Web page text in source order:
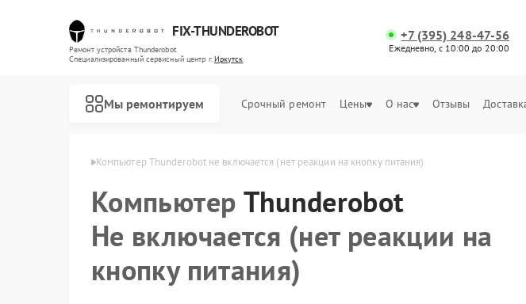
FIX-THUNDEROBOT
Ремонт устройств Thunderobot
Специализированный cервисный центр г.Иркутск
+7 (395) 248-47-56
Ежедневно, с 10:00 до 20:00
Мы ремонтируем Срочный ремонт Цены О нас Отзывы
Компьютер Thunderobot не включается (нет реакции на кнопку питания)
Компьютер Thunderobot
Не включается (нет реакции на
кнопку питания)